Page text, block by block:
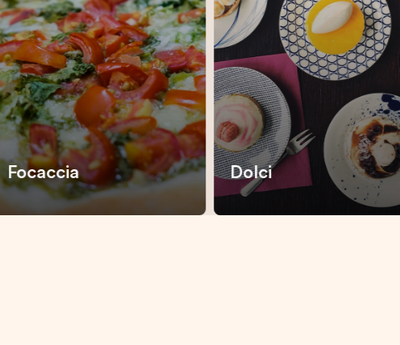
Focaccia Dolci